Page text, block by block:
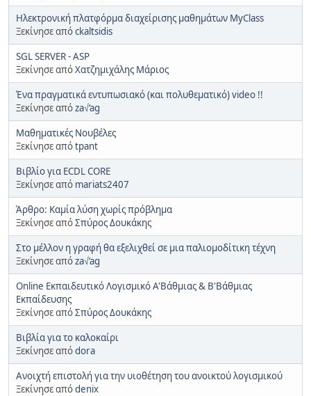
Ηλεκτρονική πλατφόρμα διαχείρισης μαθημάτων MyClass
Ξεκίνησε απόckaltsidis
SGL SERVER - ASP
Ξεκίνησε απόΧατζημιχάλης Μάριος
Ένα πραγματικά εντυπωσιακό (και πολυθεματικό) video !!
Ξεκίνησε απόza√‘ag
Μαθηματικές Νουβέλες
Ξεκίνησε απόtpant
Βιβλίο για ECDL CORE
Ξεκίνησε από mariats2407
Άρθρο: Καμία λύση χωρίς πρόβλημα
Ξεκίνησε απόΣπύρος Δουκάκης
Στο μέλλον η γραφή θα εξελιχθεί σε μια παλιομοδίτικη τέχνη
Ξεκίνησε απόza√‘ag
Online Εκπαιδευτικό Λογισμικό Α'Βάθμιας & Β'Βάθμιας
Εκπαίδευσης
Ξεκίνησε απόΣπύρος Δουκάκης
Βιβλία για το καλοκαίρι
Ξεκίνησε απόdora
Ανοιχτή επιστολή για την υιοθέτηση του ανοικτού λογισμικού
Ξεκίνησε απόdenix